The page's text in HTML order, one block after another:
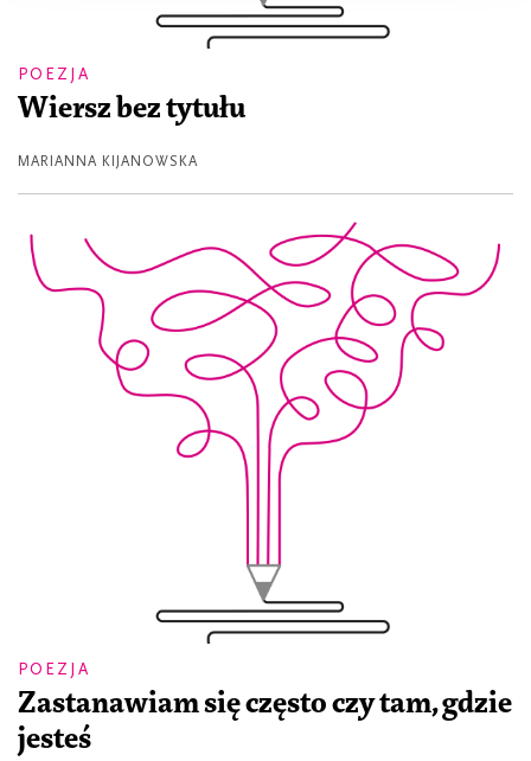
POEZJA
Wiersz bez tytułu
MARIANNA KIJANOWSKA
POEZJA
Zastanawiam się często czy tam, gdzie
jesteś